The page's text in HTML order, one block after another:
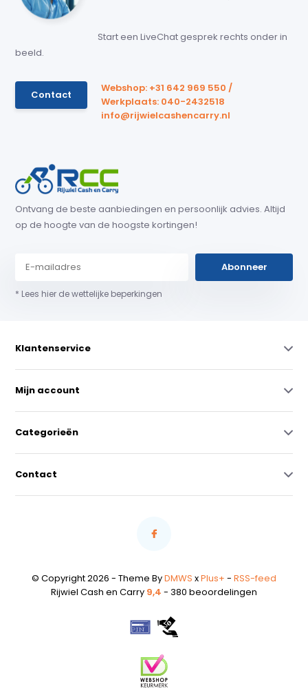
Start een LiveChat gesprek rechts onder in
beeld.
Contact
Webshop: +31 642 969 550 /
Werkplaats: 040-2432518
info@rijwielcashencarry.nl
Ontvang de beste aanbiedingen en persoonlijk advies. Altijd
op de hoogte van de hoogste kortingen!
Abonneer
* Lees hier de wettelijke beperkingen
Klantenservice
Mijn account
Categorieën
Contact
© Copyright 2026 - Theme ByDMWS xPlus+ - RSS-feed
Rijwiel Cash en Carry 9,4 - 380 beoordelingen